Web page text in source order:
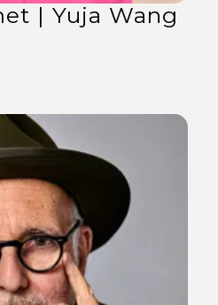
| Yuja Wang